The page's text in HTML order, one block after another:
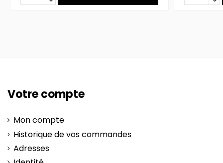
Votre compte
Mon compte
Historique de vos commandes
Adresses